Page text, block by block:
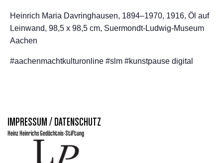
Heinrich Maria Davringhausen, 1894–1970, 1916, Öl auf
Leinwand, 98,5 x 98,5 cm, Suermondt-Ludwig-Museum
Aachen
#aachenmachtkulturonline #slm #kunstpause digital
IMPRESSUM / DATENSCHUTZ
Heinz Heinrichs Gedächtnis-Stiftung